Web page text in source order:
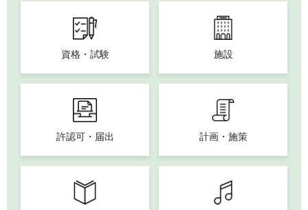
資格・試験 施設
許認可・届出 計画・施策